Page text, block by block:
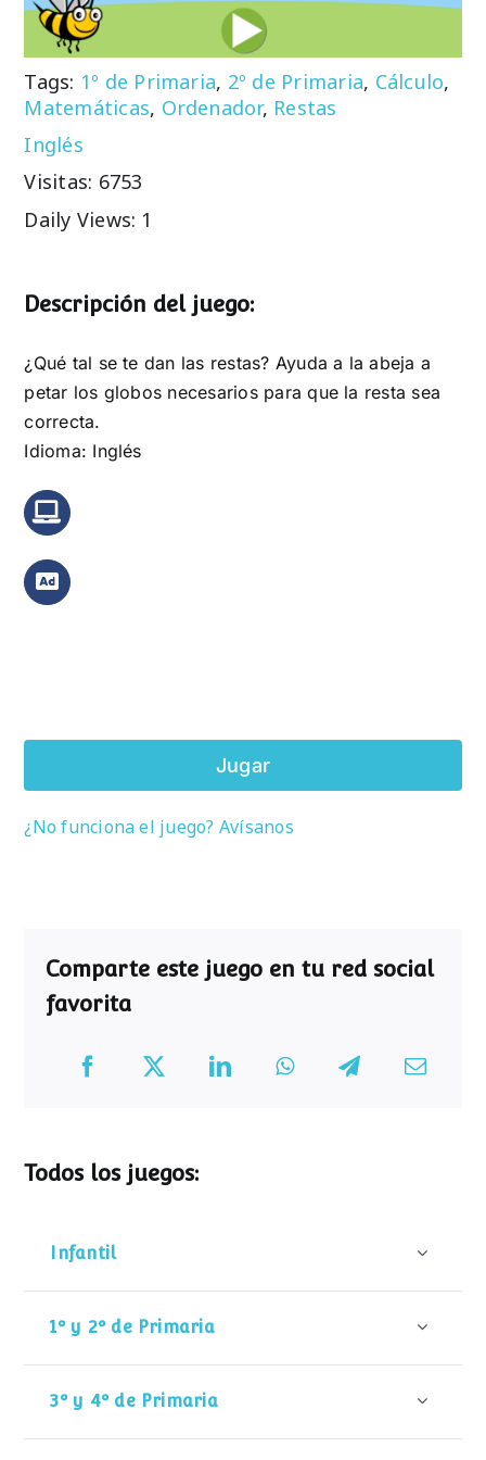
Tags: 1º de Primaria, 2º de Primaria, Cálculo,
Matemáticas, Ordenador, Restas
Inglés
Visitas: 6753
Daily Views: 1
Descripción del juego:
¿Qué tal se te dan las restas? Ayuda a la abeja a
petar los globos necesarios para que la resta sea
correcta.
Idioma: Inglés
Jugar
¿No funciona el juego? Avísanos
Comparte este juego en tu red social
favorita
Todos los juegos:
Infantil
1º y 2º de Primaria
3º y 4º de Primaria